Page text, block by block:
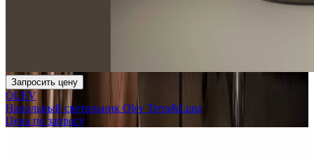
Запросить цену
OLEV
Напольный светильник Olev Terra&Luna
Цена по запросу